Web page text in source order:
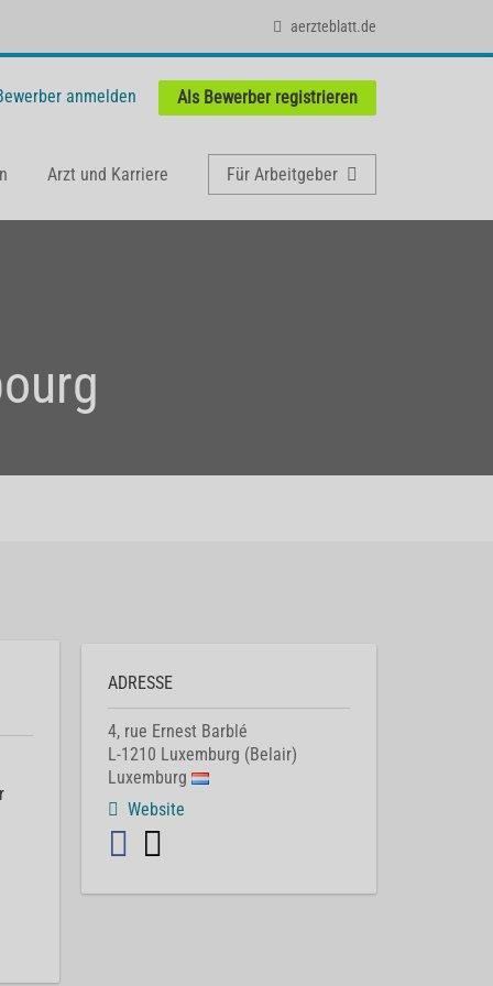
aerzteblatt.de
anmelden Als Bewerber registrieren
Arzt und Karriere Für Arbeitgeber
ADRESSE
4, rue Ernest Barblé
L-1210 Luxemburg (Belair)
Luxemburg
Website